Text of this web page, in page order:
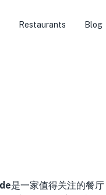
Restaurants Blog
是一家值得关注的餐